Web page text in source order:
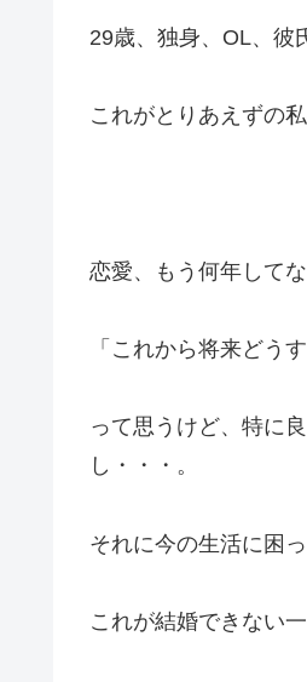
29歳、独身、OL、彼
これがとりあえずの
恋愛、もう何年して
「これから将来どう
って思うけど、特に
し・・・。
それに今の生活に困っ
これが結婚できない